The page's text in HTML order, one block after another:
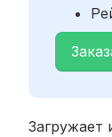
Загружает